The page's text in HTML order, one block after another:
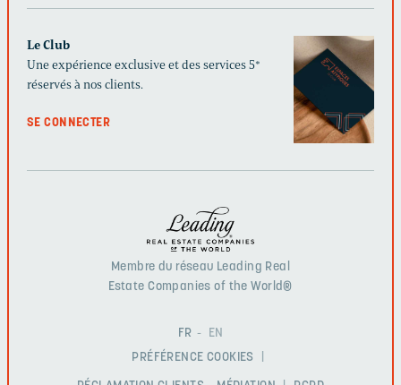
Le Club
Une expérience exclusive et des services 5*
réservés à nos clients.
SE CONNECTER
Membre du réseau Leading Real
Estate Companies of the World®
FR
EN
PRÉFÉRENCE COOKIES